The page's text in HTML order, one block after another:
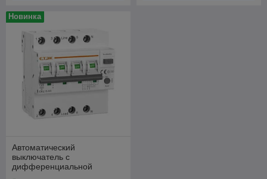
Новинка
Автоматический
выключатель с
дифференциальной